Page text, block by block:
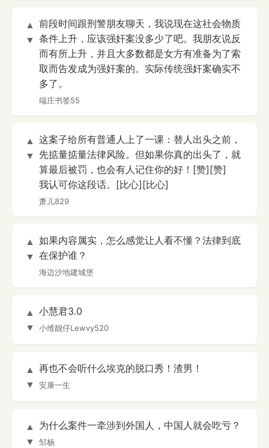
▲
▼
前段时间跟刑警朋友聊天，我说现在这社会物质
条件上升，应该强奸案没多少了吧。我朋友说反
而有所上升，并且大多数都是女方有准备为了索
取而告发成为强奸案的。实际传统强奸案确实不
多了。
端庄书签55
▲
▼
这案子给所有普通人上了一课：替人出头之前，
先掂量掂量法律风险。但如果你真的出头了，就
算最后被罚，也会有人记住你的好！[赞][赞]
我认可你这段话。[比心][比心]
萧儿829
▲
▼
如果内容属实，怎么感觉让人看不懂？法律到底
在保护谁？
海边沙地建城堡
▲
▼
小慧君3.0
小维靓仔Lewvy520
▲
▼
再也不会听什么埃克的脱口秀！渣男！
安康一生
▲
▼
为什么案件一牵涉到外国人，中国人就会吃亏？
邹杨